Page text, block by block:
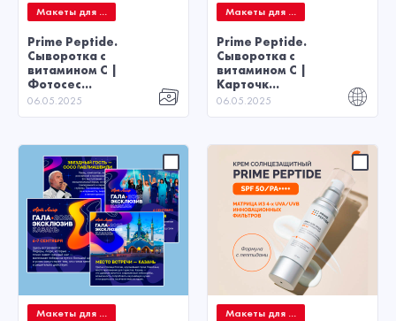
Макеты для ...
Prime Peptide.
Сыворотка с
витамином С |
Фотосес...
06.05.2025
Макеты для ...
Prime Peptide.
Сыворотка с
витамином С |
Карточк...
06.05.2025
Макеты для ... Макеты для ...